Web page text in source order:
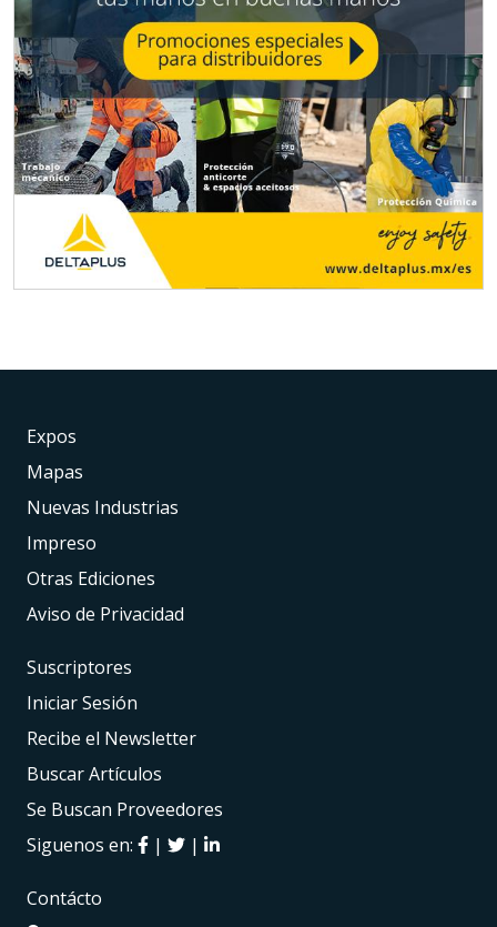
Expos
Mapas
Nuevas Industrias
Impreso
Otras Ediciones
Aviso de Privacidad
Suscriptores
Iniciar Sesión
Recibe el Newsletter
Buscar Artículos
Se Buscan Proveedores
Siguenos en:
| |
Contácto